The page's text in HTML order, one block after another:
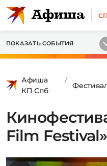
ПОКАЗАТЬ СОБЫТИЯ
Афиша
КП Спб
Film Festival»